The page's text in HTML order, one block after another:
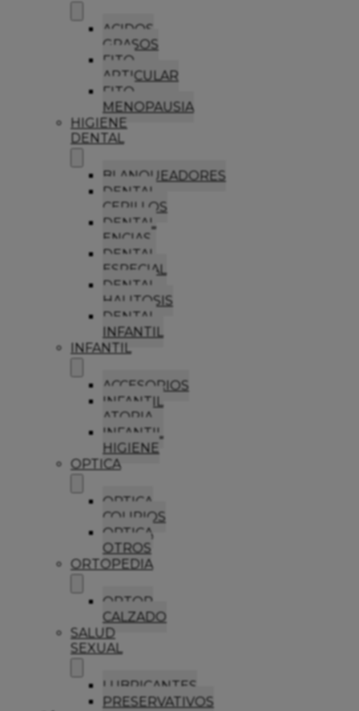
ACIDOS
GRASOS
FITO
ARTICULAR
FITO
MENOPAUSIA
HIGIENE
DENTAL
BLANQUEADORES
DENTAL
CEPILLOS
DENTAL
ENCIAS
DENTAL
ESPECIAL
DENTAL
HALITOSIS
DENTAL
INFANTIL
INFANTIL
ACCESORIOS
INFANTIL
ATOPIA
INFANTIL
HIGIENE
OPTICA
OPTICA
COLIRIOS
OPTICA
OTROS
ORTOPEDIA
ORTOP
CALZADO
SALUD
SEXUAL
LUBRICANTES
PRESERVATIVOS